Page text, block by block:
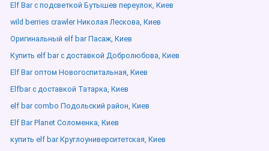
Elf Bar с подсветкой Бутышев переулок, Киев
wild berries crawler Николая Лескова, Киев
Оригинальный elf bar Пасаж, Киев
Купить elf bar с доставкой Добролюбова, Киев
Elf Bar оптом Новогоспитальная, Киев
Elfbar с доставкой Татарка, Киев
elf bar combo Подольский район, Киев
Elf Bar Planet Соломенка, Киев
купить elf bar Круглоуниверситетская, Киев